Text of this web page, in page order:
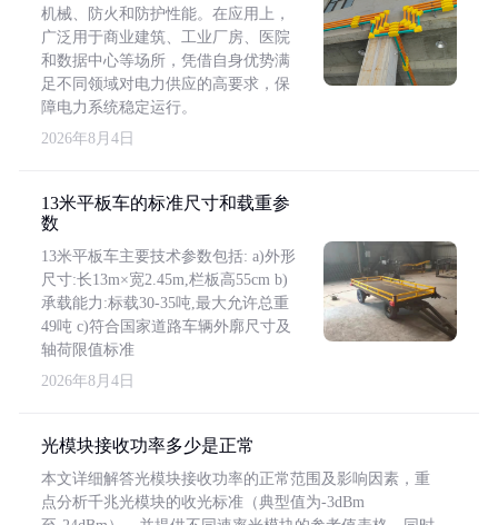
机械、防火和防护性能。在应用上，
广泛用于商业建筑、工业厂房、医院
和数据中心等场所，凭借自身优势满
足不同领域对电力供应的高要求，保
障电力系统稳定运行。
2026年8月4日
13米平板车的标准尺寸和载重参
数
13米平板车主要技术参数包括: a)外形
尺寸:长13m×宽2.45m,栏板高55cm b)
承载能力:标载30-35吨,最大允许总重
49吨 c)符合国家道路车辆外廓尺寸及
轴荷限值标准
2026年8月4日
光模块接收功率多少是正常
本文详细解答光模块接收功率的正常范围及影响因素，重
点分析千兆光模块的收光标准（典型值为-3dBm